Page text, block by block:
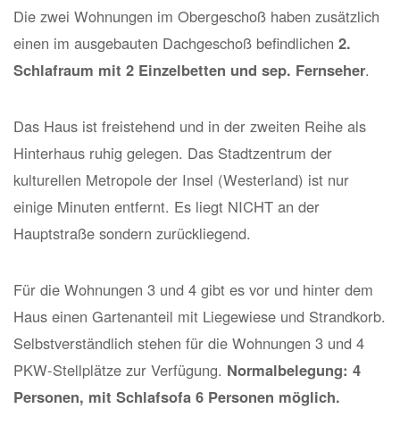
Die zwei Wohnungen im Obergeschoß haben zusätzlich
einen im ausgebauten Dachgeschoß befindlichen 2.
Schlafraum mit 2 Einzelbetten und sep. Fernseher
Das Haus ist freistehend und in der zweiten Reihe als
Hinterhaus ruhig gelegen. Das Stadtzentrum der
kulturellen Metropole der Insel (Westerland) ist nur
einige Minuten entfernt. Es liegt NICHT an der
Hauptstraße sondern zurückliegend.
Für die Wohnungen 3 und 4 gibt es vor und hinter dem
Haus einen Gartenanteil mit Liegewiese und Strandkorb.
Selbstverständlich stehen für die Wohnungen 3 und 4
PKW-Stellplätze zur Verfügung. Normalbelegung: 4
Personen, mit Schlafsofa 6 Personen möglich.